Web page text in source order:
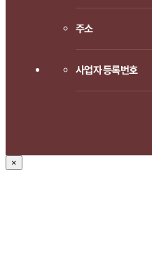
주소
사업자 등록번호
×